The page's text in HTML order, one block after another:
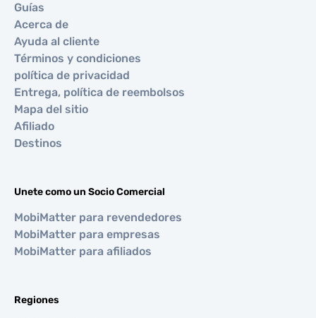
Guías
Acerca de
Ayuda al cliente
Términos y condiciones
política de privacidad
Entrega, política de reembolsos
Mapa del sitio
Afiliado
Destinos
Unete como un Socio Comercial
MobiMatter para revendedores
MobiMatter para empresas
MobiMatter para afiliados
Regiones